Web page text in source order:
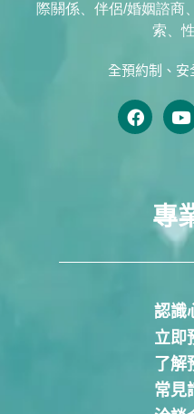
際關係、伴侶/婚姻諮商
索、
全預約制、安
專
認識
立即
了
常見